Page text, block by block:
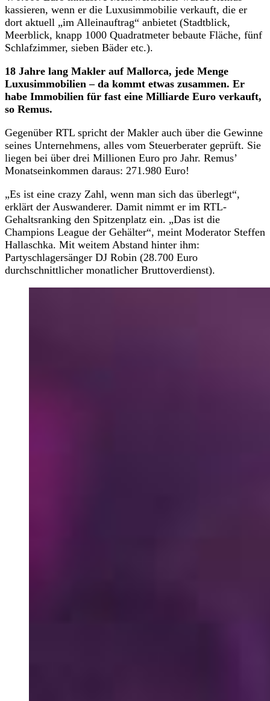
kassieren, wenn er die Luxusimmobilie verkauft, die er
dort aktuell „im Alleinauftrag“ anbietet (Stadtblick,
Meerblick, knapp 1000 Quadratmeter bebaute Fläche, fünf
Schlafzimmer, sieben Bäder etc.).
18 Jahre lang Makler auf Mallorca, jede Menge
Luxusimmobilien – da kommt etwas zusammen. Er
habe Immobilien für fast eine Milliarde Euro verkauft,
so Remus.
Gegenüber RTL spricht der Makler auch über die Gewinne
seines Unternehmens, alles vom Steuerberater geprüft. Sie
liegen bei über drei Millionen Euro pro Jahr. Remus’
Monatseinkommen daraus: 271.980 Euro!
„Es ist eine crazy Zahl, wenn man sich das überlegt“,
erklärt der Auswanderer. Damit nimmt er im RTL-
Gehaltsranking den Spitzenplatz ein. „Das ist die
Champions League der Gehälter“, meint Moderator Steffen
Hallaschka. Mit weitem Abstand hinter ihm:
Partyschlagersänger DJ Robin (28.700 Euro
durchschnittlicher monatlicher Bruttoverdienst).